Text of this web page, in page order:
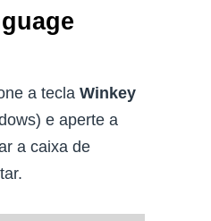
a tecla Winkey
e aperte a
a caixa de